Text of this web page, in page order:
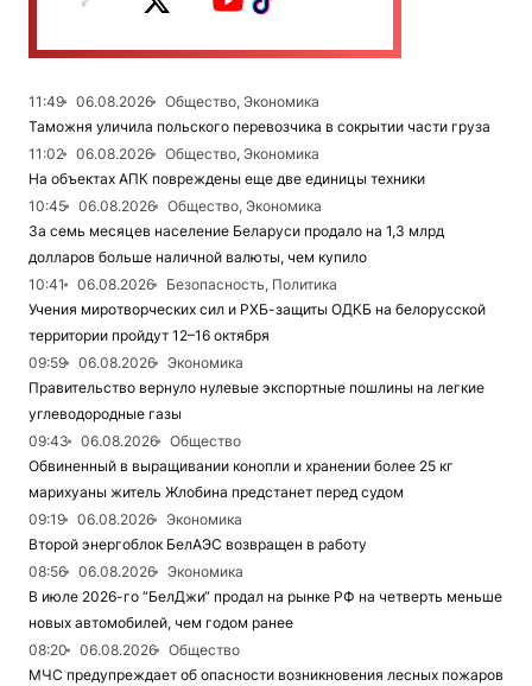
11:49 06.08.2026
Общество, Экономика
Таможня уличила польского перевозчика в сокрытии части груза
11:02
06.08.2026
Общество, Экономика
На объектах АПК повреждены еще две единицы техники
10:45
06.08.2026
Общество, Экономика
За семь месяцев население Беларуси продало на 1,3 млрд
долларов больше наличной валюты, чем купило
10:41
06.08.2026
Безопасность, Политика
Учения миротворческих сил и РХБ-защиты ОДКБ на белорусской
территории пройдут 12–16 октября
09:59
06.08.2026
Экономика
Правительство вернуло нулевые экспортные пошлины на легкие
углеводородные газы
09:43
06.08.2026
Общество
Обвиненный в выращивании конопли и хранении более 25 кг
марихуаны житель Жлобина предстанет перед судом
09:19
06.08.2026
Экономика
Второй энергоблок БелАЭС возвращен в работу
08:56
06.08.2026
Экономика
В июле 2026-го “БелДжи“ продал на рынке РФ на четверть меньше
новых автомобилей, чем годом ранее
08:20
06.08.2026
Общество
МЧС предупреждает об опасности возникновения лесных пожаров